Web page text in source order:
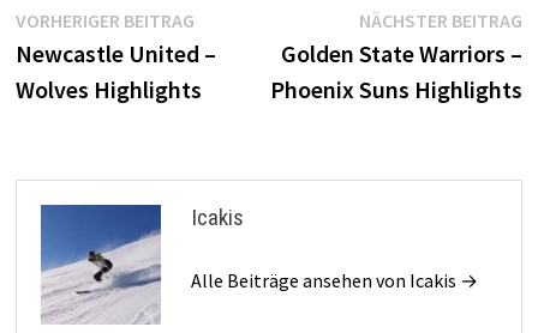
Beitragsnavigation
VORHERIGER BEITRAGVorheriger
Beitrag:
Newcastle United –
Wolves Highlights
NÄCHSTER BEITRAG
Golden State Warriors –
Phoenix Suns Highlights
Icakis
Alle Beiträge ansehen von Icakis →